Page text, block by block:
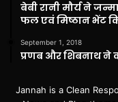
बेबी रानी मौर्य ने
फल एवं मिष्ठान भेंट
September 1, 2018
प्रणब और शिबनाथ ने
Jannah is a Clean